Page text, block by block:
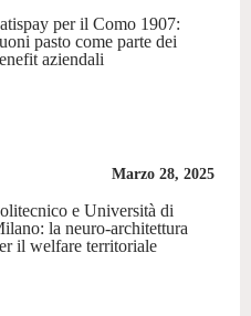
per il Como 1907:
pasto come parte dei
aziendali
Marzo 28, 2025
e Università di
la neuro-architettura
il welfare territoriale